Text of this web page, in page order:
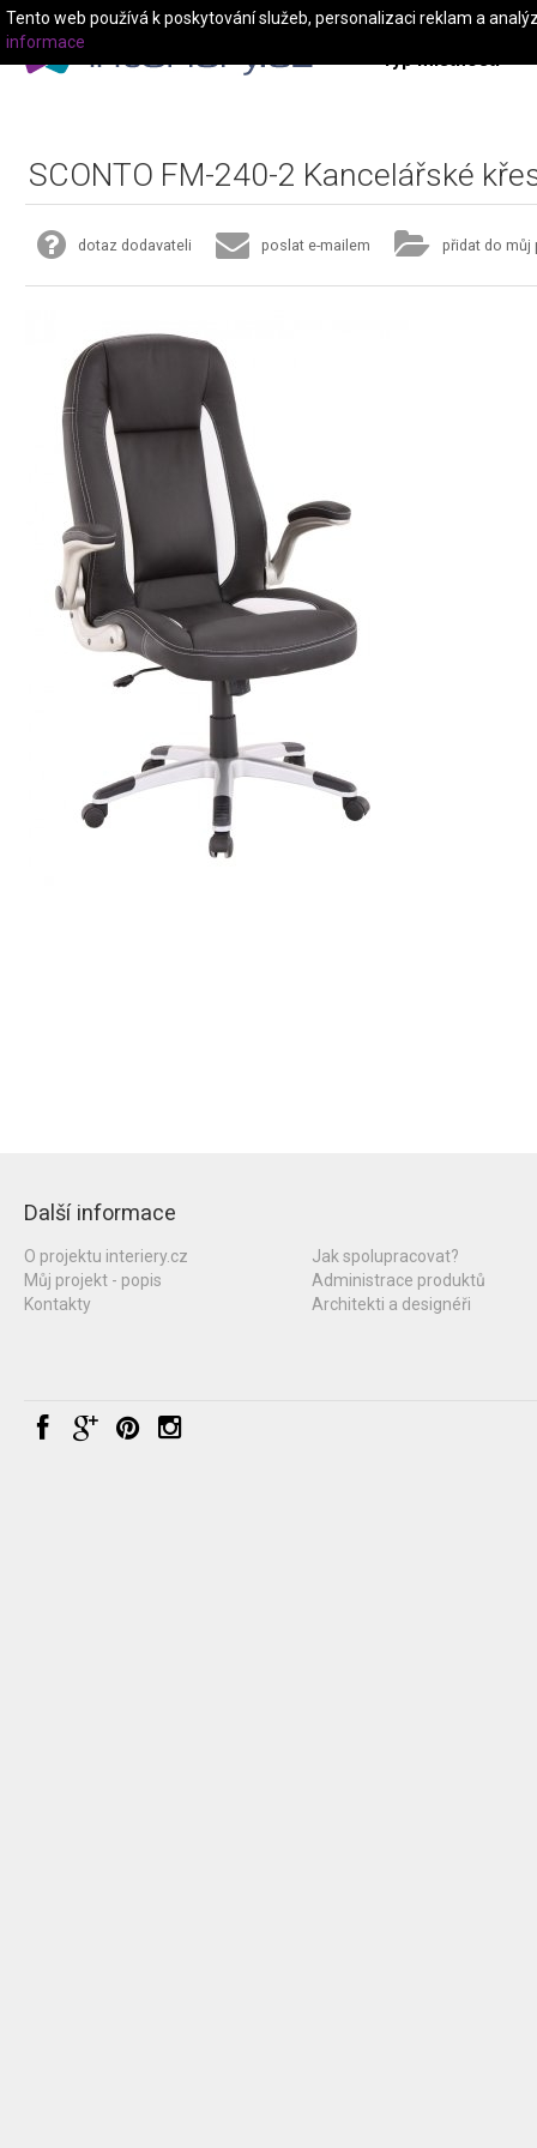
Typ místnosti
SCONTO FM-240-2 Kancelářské
dotaz dodavateli poslat e-mailem přidat do můj
Další informace
O projektu interiery.cz
Můj projekt - popis
Kontakty
Jak spolupracovat?
Administrace produktů
Architekti a designéři
Tento web používá k poskytování služeb, personalizaci reklam a
informace